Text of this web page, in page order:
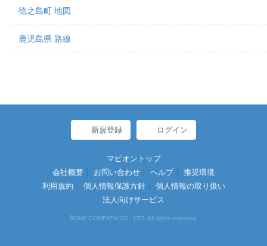
徳之島町 地図
鹿児島県 路線
新規登録 ログイン
マピオントップ
会社概要
お問い合わせ ヘルプ
推奨環境
利用規約
個人情報保護方針
個人情報の取り扱い
法人向けサービス
©ONE COMPATH CO., LTD. All rights reserved.